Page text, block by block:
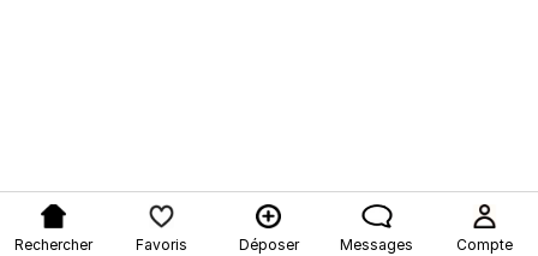
Rechercher Favoris Déposer Messages Compte